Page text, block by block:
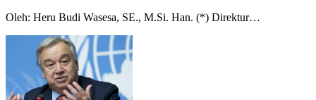
Oleh: Heru Budi Wasesa, SE., M.Si. Han. (*) Direktur…